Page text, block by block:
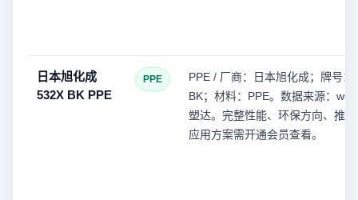
日本旭化成
532X BK PPE
PPE
PPE / 厂商：日本旭化成；牌号：
BK；材料：PPE。数据来源：
塑达。完整性能、环保方向、推
应用方案需开通会员查看。